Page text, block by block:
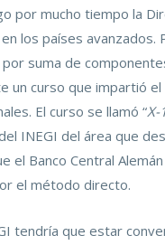
por mucho tiempo la
los países
suma de
curso que impartió
El curso se llamó “X-
INEGI del área que
Banco Central
el método directo.
tendría que estar